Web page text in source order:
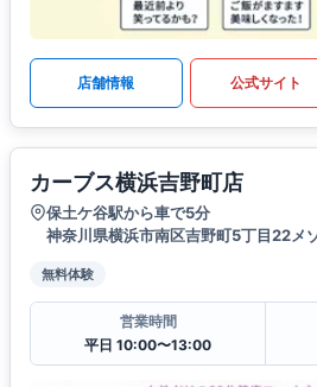
店舗情報 公式サイト
カーブス横浜吉野町店
保土ケ谷駅から車で5分
神奈川県横浜市南区吉野町5丁目22メ
無料体験
営業時間
平日 10:00〜13:00